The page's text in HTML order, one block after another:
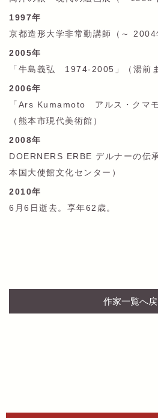
1997年
京都造形大学非常勤講師（～ 2004
2005年
「牛島義弘 1974-2005」（湯前
2006年
「Ars Kumamoto アルス・クマモ
（熊本市現代美術館）
2008年
DOERNERS ERBE デルナーの伝
本国大使館文化センター）
2010年
6月6日逝去。享年62歳。
作家一覧へ